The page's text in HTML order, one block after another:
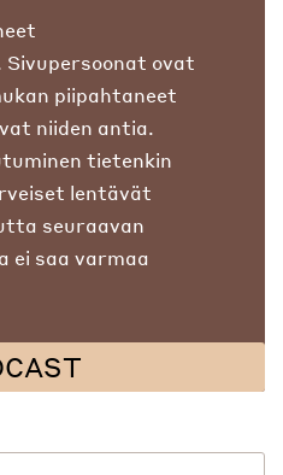
Sivupersoonat ovat
piipahtaneet
niiden antia.
tietenkin
lentävät
seuraavan
ei saa varmaa